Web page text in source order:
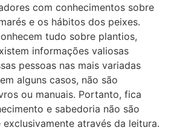
com conhecimentos sobre
e os hábitos dos peixes.
tudo sobre plantios,
informações valiosas
pessoas nas mais variadas
alguns casos, não são
ou manuais. Portanto, fica
e sabedoria não são
através da leitura.